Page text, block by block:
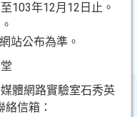
103年12月12日止。
站公布為準。
體網路實驗室石秀英
信箱：